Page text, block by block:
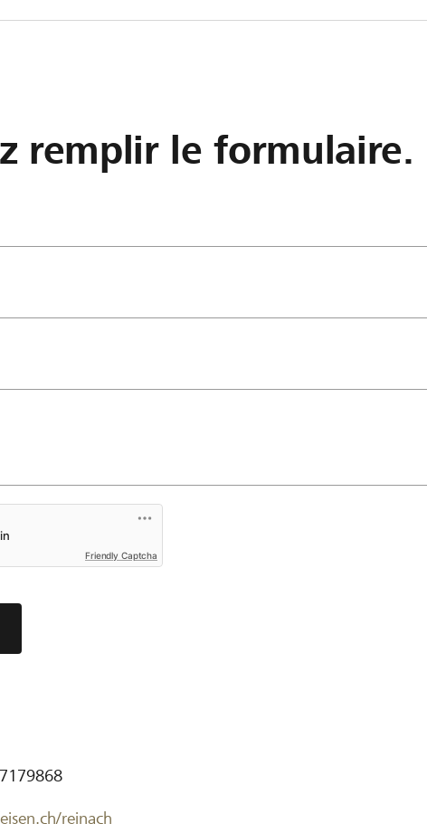
remplir le formulaire.
Friendly Captcha
reinach